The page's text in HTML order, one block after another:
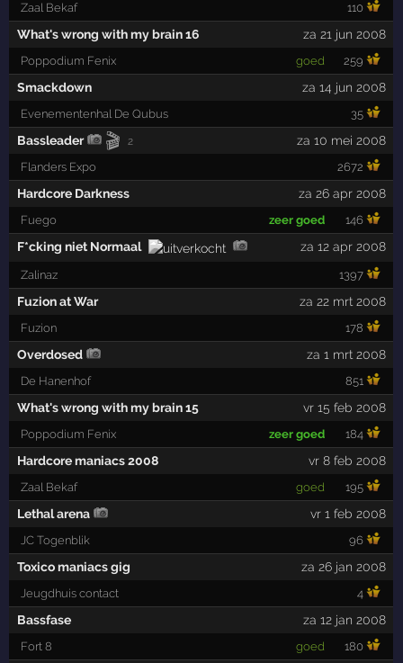
Zaal Bekaf 110
What's wrong with my brain 16 za 21 jun 2008
Poppodium Fenix goed 259
Smackdown za 14 jun 2008
Evenementenhal De Qubus 35
Bassleader 🎬 2 za 10 mei 2008
Flanders Expo 2672
Hardcore Darkness za 26 apr 2008
Fuego zeer goed 146
F*cking niet Normaal za 12 apr 2008
Zalinaz 1397
Fuzion at War za 22 mrt 2008
Fuzion 178
Overdosed za 1 mrt 2008
De Hanenhof 851
What's wrong with my brain 15 vr 15 feb 2008
Poppodium Fenix zeer goed 184
Hardcore maniacs 2008 vr 8 feb 2008
Zaal Bekaf goed 195
Lethal arena vr 1 feb 2008
JC Togenblik 96
Toxico maniacs gig za 26 jan 2008
Jeugdhuis contact 4
Bassfase za 12 jan 2008
Fort 8 goed 180